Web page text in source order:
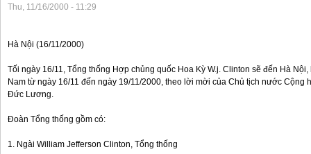
Thu, 11/16/2000 - 11:29
Hà Nội (16/11/2000)
Tối ngày 16/11, Tổng thống Hợp chủng quốc Hoa Kỳ W.j. Clinton sẽ đến Hà
Nam từ ngày 16/11 đến ngày 19/11/2000, theo lời mời của Chủ tịch nước Cộng
Đức Lương.
Đoàn Tổng thống gồm có:
1. Ngài William Jefferson Clinton, Tổng thống